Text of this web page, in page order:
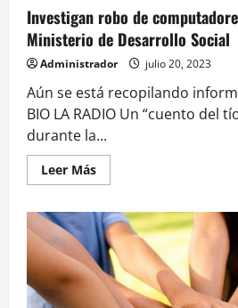
Investigan robo de
Ministerio de Desarrollo Social
Administrador julio 20, 2023
Aún se está recopilando
BIO LA RADIO Un “cuento del
durante la...
Leer MásLeer
más
Investigan
robo
de
computadores
desde
el
Ministerio